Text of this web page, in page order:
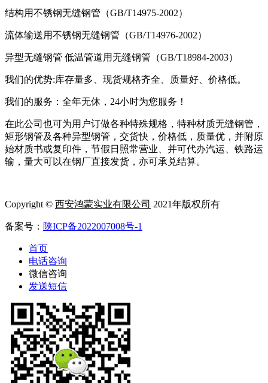
结构用不锈钢无缝钢管（GB/T14975-2002）
流体输送用不锈钢无缝钢管（GB/T14976-2002）
异型无缝钢管 低温管道用无缝钢管（GB/T18984-2003）
我们的优势:库存量多、现货规格齐全、质量好、价格低。
我们的服务：全年无休，24小时为您服务！
在此公司也可为用户订做各种特殊规格，特种材质无缝钢管，
矩形钢管及各种异型钢管，交货快，价格低，质量优，并附原
始材质书或复印件，节假日照常营业、并可代办汽运、铁路运
输，量大可以在钢厂直接发货，亦可承兑结算。
Copyright © 西安鸿蒙实业有限公司 2021年版权所有
备案号： 陕ICP备2022007008号-1
首页
电话咨询
微信咨询
发送短信